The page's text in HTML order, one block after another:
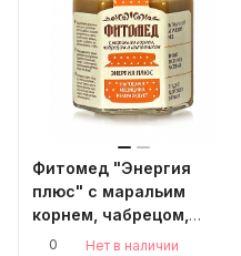
Фитомед "Энергия
плюс" с маральим
корнем, чабрецом,
шиповником, 230 г
0
Нет в наличии